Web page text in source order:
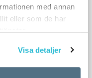
med annan
eller som de har
Visa detaljer
vilket ledde till att
språken i
höger till